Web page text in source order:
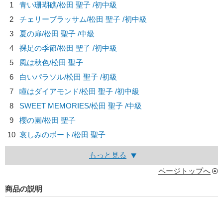
1
青い珊瑚礁/松田 聖子 /初中級
2
チェリーブラッサム/松田 聖子 /初中級
3
夏の扉/松田 聖子 /中級
4
裸足の季節/松田 聖子 /初中級
5
風は秋色/松田 聖子
6
白いパラソル/松田 聖子 /初級
7
瞳はダイアモンド/松田 聖子 /初中級
8
SWEET MEMORIES/松田 聖子 /中級
9
櫻の園/松田 聖子
10 哀しみのボート/松田 聖子
もっと見る
ページトップへ
商品の説明